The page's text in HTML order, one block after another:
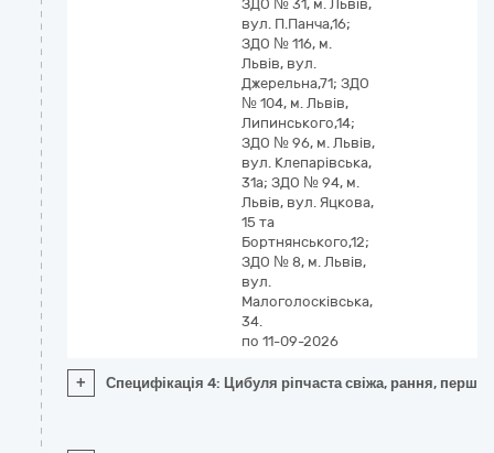
ЗДО № 31, м. Львів,
вул. П.Панча,16;
ЗДО № 116, м.
Львів, вул.
Джерельна,71; ЗДО
№ 104, м. Львів,
Липинського,14;
ЗДО № 96, м. Львів,
вул. Клепарівська,
31а; ЗДО № 94, м.
Львів, вул. Яцкова,
15 та
Бортнянського,12;
ЗДО № 8, м. Львів,
вул.
Малоголосківська,
34.
по 11-09-2026
+ Специфікація 4: Цибуля ріпчаста свіжа, рання,